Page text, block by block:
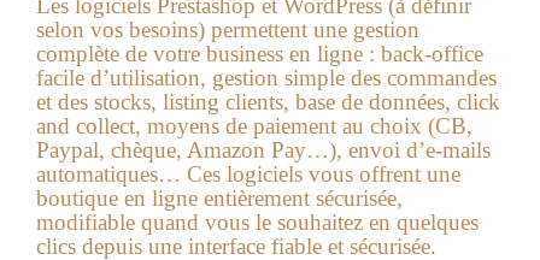
Les logiciels Prestashop et WordPress (à définir
selon vos besoins) permettent une gestion
complète de votre business en ligne : back-office
facile d’utilisation, gestion simple des commandes
et des stocks, listing clients, base de données, click
and collect, moyens de paiement au choix (CB,
Paypal, chèque, Amazon Pay…), envoi d’e-mails
automatiques… Ces logiciels vous offrent une
boutique en ligne entièrement sécurisée,
modifiable quand vous le souhaitez en quelques
clics depuis une interface fiable et sécurisée.